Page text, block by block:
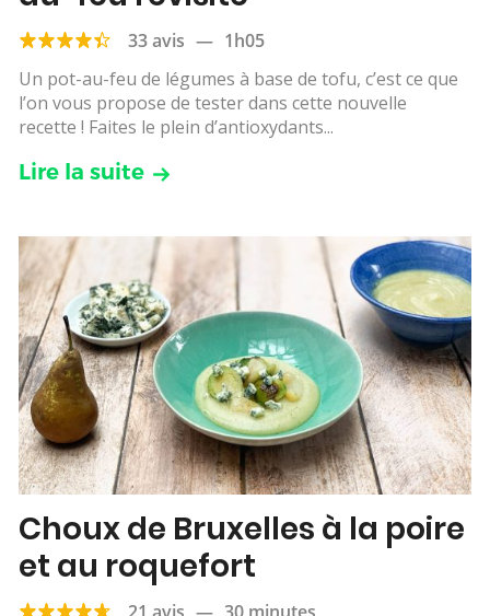
33 avis — 1h05
Un pot-au-feu de légumes à base de tofu, c’est ce que
l’on vous propose de tester dans cette nouvelle
recette ! Faites le plein d’antioxydants...
Lire la suite
Choux de Bruxelles à la poire
et au roquefort